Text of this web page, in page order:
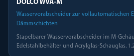
DÖLCO WVA-M
Wasservorabscheider zur vollautomatischen
Dämmschichten
Stapelbarer Wasservorabscheider im M-
Edelstahlbehälter und Acrylglas-Schauglas.